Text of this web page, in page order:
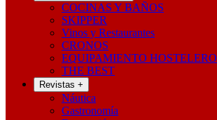
COCINAS Y BAÑOS
SKIPPER
Vinos y Restaurantes
CRONOS
EQUIPAMIENTO HOSTELERO
THE BEST
Revistas +
Náutica
Gastronomía